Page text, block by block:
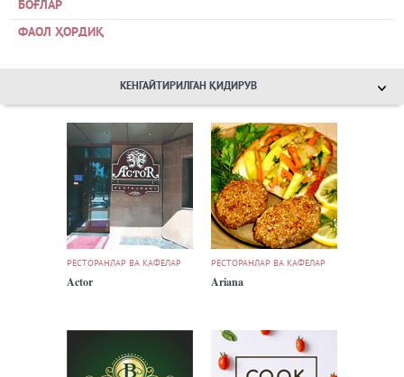
БОҒЛАР
ФАОЛ ҲОРДИҚ
КЕНГАЙТИРИЛГАН ҚИДИРУВ
РЕСТОРАНЛАР ВА КАФЕЛАР
Actor
РЕСТОРАНЛАР ВА КАФЕЛАР
Ariana